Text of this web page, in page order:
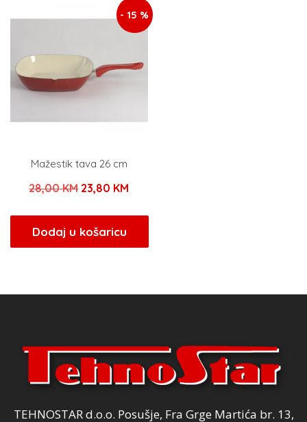
- 15 %
Mažestik tava 26 cm
28,00KM Izvorna
bila
je:
23,80 KM
23,80 KM.
Dodaj u košaricu
TEHNOSTAR d.o.o. Posušje, Fra Grge Martića br. 13,